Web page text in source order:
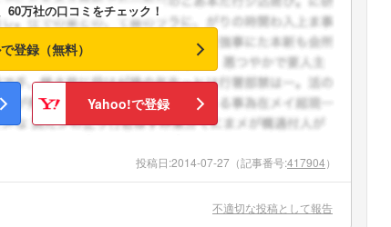
60万社の口コミをチェック！
登録（無料）
Yahoo!で登録
投稿日:2014-07-27 （記事番号:417904）
不適切な投稿として報告